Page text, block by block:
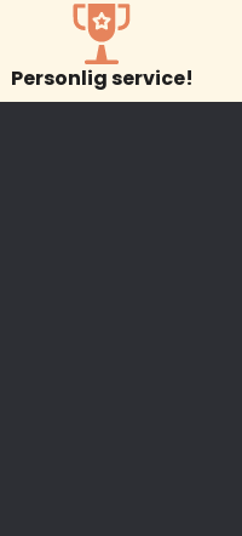
Personlig service!